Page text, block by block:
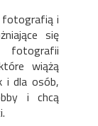
fotografią i
się
wiążą
i dla osób,
i chcą